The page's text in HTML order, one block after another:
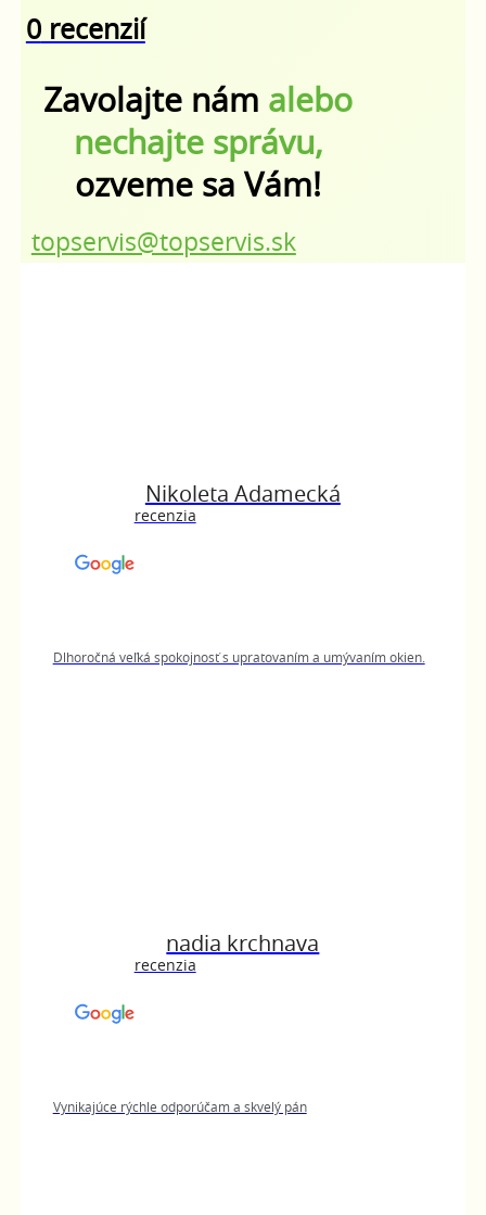
0recenzií
Zavolajte nám alebo
nechajte správu,
ozveme sa Vám!
topservis@topservis.sk
Nikoleta Adamecká
recenzia
Dlhoročná veľká spokojnosť s upratovaním a umývaním okien.
nadia krchnava
recenzia
Vynikajúce rýchle odporúčam a skvelý pán